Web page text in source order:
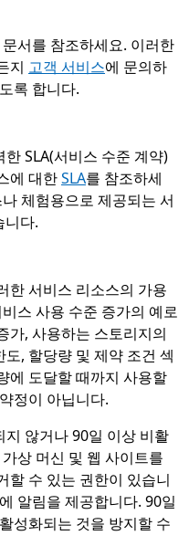
문서를 참조하세요. 이러한
지 고객 서비스에 문의하
록 합니다.
SLA(서비스 수준 계약)
에 대한SLA를 참조하세
체험용으로 제공되는 서
니다.
한 서비스 리소스의 가용
스 사용 수준 증가의 예로
가, 사용하는 스토리지의
, 할당량 및 제약 조건 섹
에 도달할 때까지 사용할
정이 아닙니다.
않거나 90일 이상 비활
상 머신 및 웹 사이트를
할 수 있는 권한이 있습니
알림을 제공합니다. 90일
성화되는 것을 방지할 수